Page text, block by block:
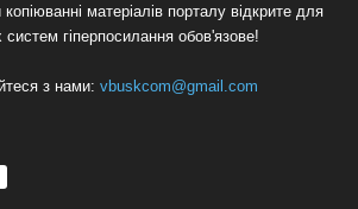
матеріалів порталу відкрите для
систем гіперпосилання обов'язове!
з нами: vbuskcom@gmail.com